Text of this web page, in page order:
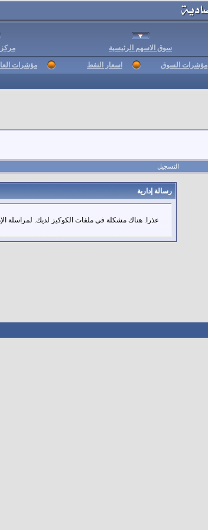
سوق الاسهم الرئيسية
مؤشرات السوق اسعار النفط مؤشرات
التسجيل
رسالة إدارية
عذرا. هناك مشكلة فى ملفات الكوكيز لديك. لمراسلة